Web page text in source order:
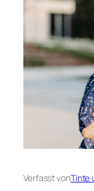
Verfasst vonTinte